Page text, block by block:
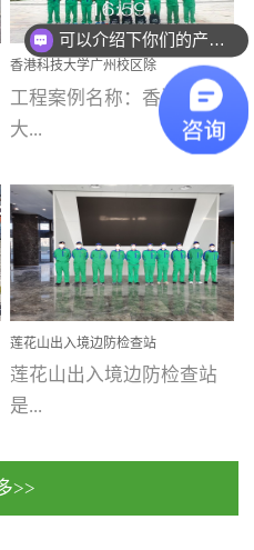
程序；生产车间为优吸总
部和全国分支机构生产光
触媒、净醛王、祛味剂等
优吸系列产品，保质保量
完成生产任务，确保全国
求。资质优势团队优势分
支优势优吸环保是一棵正
茁壮成长的树，只要我们
人人都爱护她、珍惜她、
她将越来越枝繁叶茂，终
将会成为一棵参天大树！
优吸环保截止2020年拥有
全国600家网点分支机构。
址：广州市南沙区海滨路
南沙珠江湾江门市蓬江区
禾...
香港科技大学广州校区除
甲醛项目圆满完成
工程案例名称：香港科技
大...
学广州校区室内空气治
理 工程案例地址：广
州南沙区·香港科技大学(广
州)校区 工程案...
莲花山出入境边防检查站
室内除甲醛空气治理项目
莲花山出入境边防检查站
是...
国家通过设在对外开放口
>>
可以介绍下你们的产品么